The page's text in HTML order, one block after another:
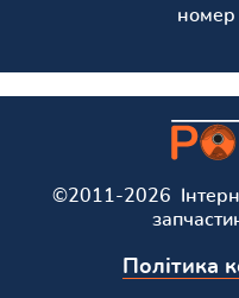
номер
©2011-2026
Політика